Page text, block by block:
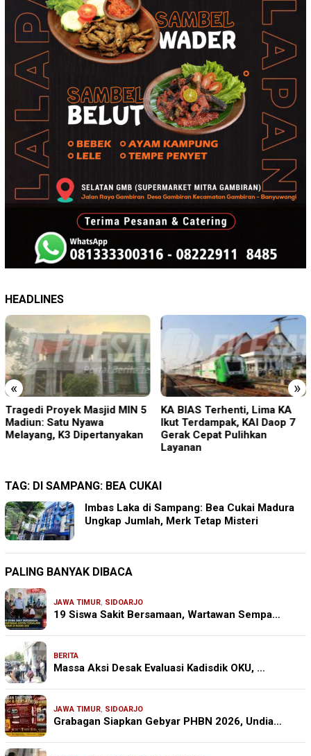
HEADLINES
« »
KA BIAS Terhenti, Lima KA
Ikut Terdampak, KAI Daop 7
Gerak Cepat Pulihkan
PMR Wira SMKN 1 Jember
Gelar ABHINAYA 2026, Ajang
Bergengsi Cetak Relawan
Muda Berprestasi
TAG: DI SAMPANG: BEA CUKAI
Imbas Laka di Sampang: Bea Cukai Madura
Ungkap Jumlah, Merk Tetap Misteri
PALING BANYAK DIBACA
JAWA TIMUR, SIDOARJO
19 Siswa Sakit Bersamaan, Wartawan Sempa…
BERITA
Massa Aksi Desak Evaluasi Kadisdik OKU, …
JAWA TIMUR, SIDOARJO
Grabagan Siapkan Gebyar PHBN 2026, Undia…